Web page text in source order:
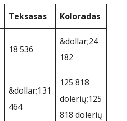
Teksasas Koloradas
18 536
&dollar;24
182
&dollar;131
464
125 818
dolerių;125
818 dolerių